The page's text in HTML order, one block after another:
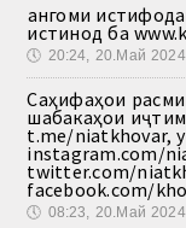
Ҳангоми
истинод ба
🕔 20:24, 20.Май 2024
Саҳифаҳои
шабакаҳои
t.me/niatkhovar,
instagram.com/
twitter.com/
facebook.com/
🕔 08:23, 20.Май 2024